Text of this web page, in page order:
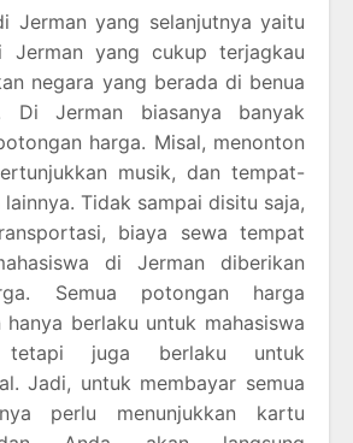
Jerman yang selanjutnya yaitu
Jerman yang cukup terjagkau
negara yang berada di benua
Di Jerman biasanya banyak
harga. Misal, menonton
musik, dan tempat-
Tidak sampai disitu saja,
biaya sewa tempat
di Jerman diberikan
Semua potongan harga
berlaku untuk mahasiswa
tetapi juga berlaku untuk
Jadi, untuk membayar semua
perlu menunjukkan kartu